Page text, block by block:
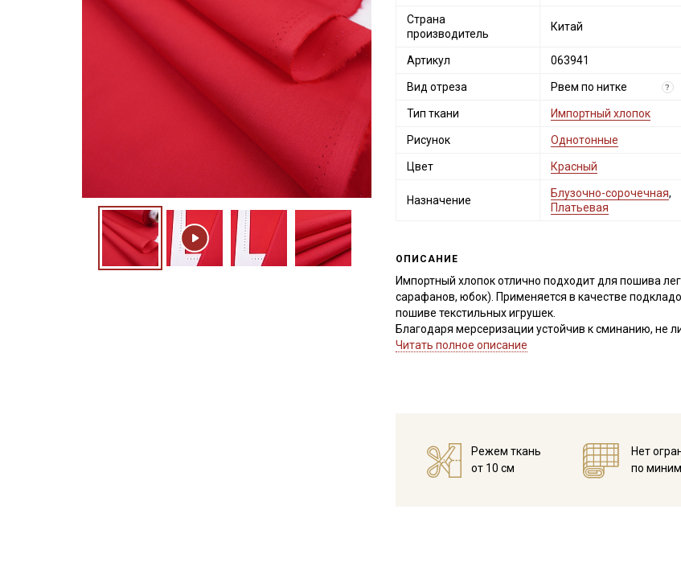
Страна
производитель
Китай
Артикул 063941
Вид отреза Рвем по нитке ?
Тип ткани Импортный хлопок
Рисунок Однотонные
Цвет Красный
Назначение
Блузочно-сорочечная,
Платьевая
ОПИСАНИЕ
Импортный хлопок отлично подходит для пошива
сарафанов, юбок). Применяется в качестве
пошиве текстильных игрушек.
Благодаря мерсеризации устойчив к сминанию, не
шелковистый, край не осыпается, удобен в пошиве
- сушить в подвешенном и расправленном состоянии
- гладить с изнаночной стороны.
Цветопередача (тон) может отличаться от
Читать полное описание
Режем ткань
от 10 см
Нет
по